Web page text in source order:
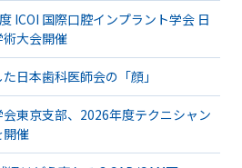
ICOI 国際口腔インプラント学会 日
大会開催
日本歯科医師会の「顔」
東京支部、2026年度テクニシャン
開催